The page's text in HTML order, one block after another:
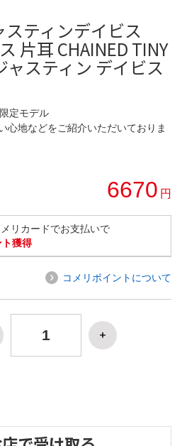
ティンデイビス
片耳 CHAINED TINY
ャスティン デイビス
定モデル
心地などをご紹介いただいておりま
6670 円
リカードでお支払いで
獲得
コメリポイントについて